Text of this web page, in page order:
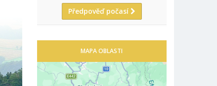
Předpověď počasí
MAPA OBLASTI